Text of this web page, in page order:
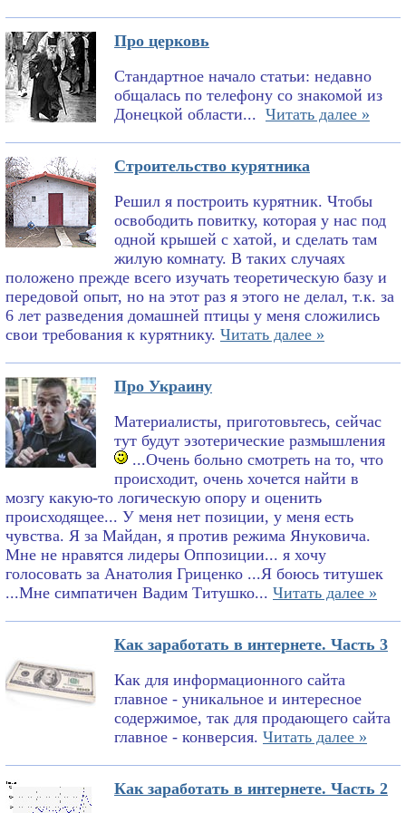
Про церковь
Стандартное начало статьи: недавно
общалась по телефону со знакомой из
Донецкой области... Читать далее »
Строительство курятника
Решил я построить курятник. Чтобы
освободить повитку, которая у нас под
одной крышей с хатой, и сделать там
жилую комнату. В таких случаях
положено прежде всего изучать теоретическую базу и
передовой опыт, но на этот раз я этого не делал, т.к. за
6 лет разведения домашней птицы у меня сложились
свои требования к курятнику. Читать далее »
Про Украину
Материалисты, приготовьтесь, сейчас
тут будут эзотерические размышления
...Очень больно смотреть на то, что
происходит, очень хочется найти в
мозгу какую-то логическую опору и оценить
происходящее... У меня нет позиции, у меня есть
чувства. Я за Майдан, я против режима Януковича.
Мне не нравятся лидеры Оппозиции... я хочу
голосовать за Анатолия Гриценко ...Я боюсь титушек
...Мне симпатичен Вадим Титушко... Читать далее »
Как заработать в интернете. Часть 3
Как для информационного сайта
главное - уникальное и интересное
содержимое, так для продающего сайта
главное - конверсия. Читать далее »
Как заработать в интернете. Часть 2